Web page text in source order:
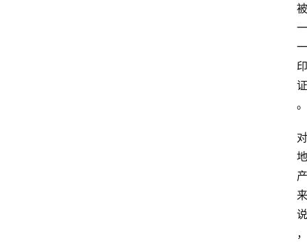
被
一
一
印
证
。
对
地
产
来
说
，